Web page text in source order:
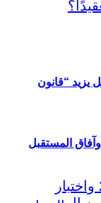
يزيد “قانون
المستقبل